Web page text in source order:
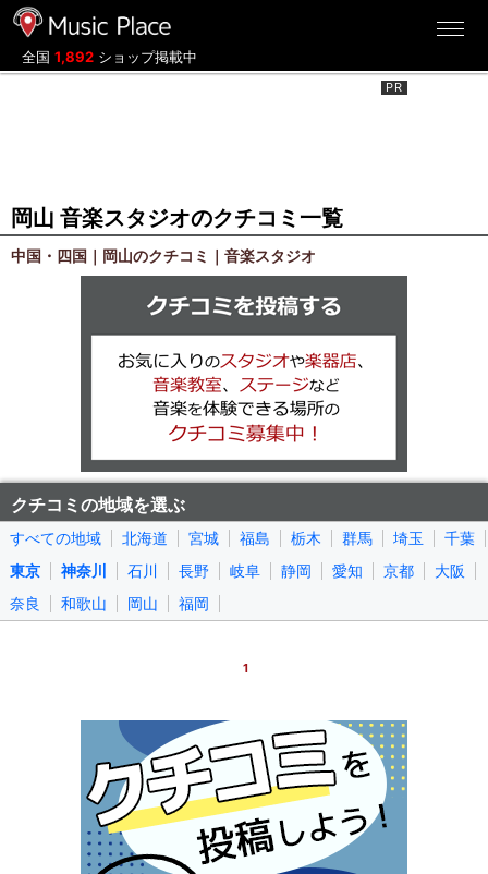
全国 1,892 ショップ掲載中
岡山 音楽スタジオのクチコミ一覧
中国・四国｜岡山のクチコミ｜音楽スタジオ
クチコミの地域を選ぶ
すべての地域 北海道 宮城 福島 栃木 群馬 埼玉
千葉
東京
神奈川 石川 長野 岐阜 静岡 愛知 京都
大阪
奈良
和歌山 岡山 福岡
1